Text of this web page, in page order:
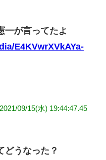
一が言ってたよ
E4KVwrXVkAYa-
2021/09/15(水) 19:44:47.45
どうなった？